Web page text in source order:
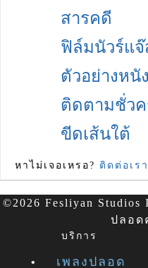
สารคดี
ฟิล์มนัวร์แจ๊
ตัวอย่างหนัง
ติดตามชั่วค
ขีดเส้นใต้
หาไม่เจอเหรอ? ติดต่อเรา
©2026 Fesliyan
ปลอด
บริการ
เพลงปลอด